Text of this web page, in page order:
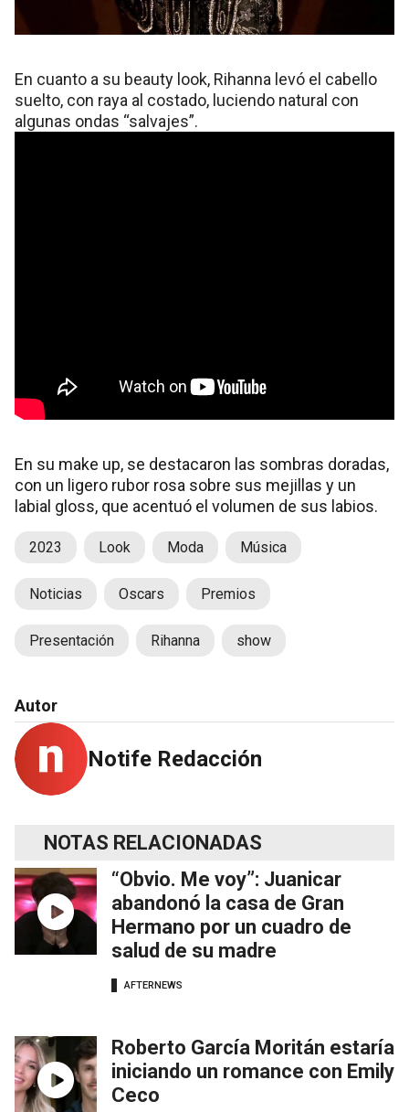
En cuanto a su beauty look, Rihanna levó el cabello
suelto, con raya al costado, luciendo natural con
algunas ondas “salvajes”.
En su make up, se destacaron las sombras doradas,
con un ligero rubor rosa sobre sus mejillas y un
labial gloss, que acentuó el volumen de sus labios.
2023 Look Moda Música
Noticias Oscars Premios
Presentación Rihanna show
Autor
Notife Redacción
NOTAS RELACIONADAS
“Obvio. Me voy”: Juanicar
abandonó la casa de Gran
Hermano por un cuadro de
salud de su madre
AFTERNEWS
Roberto García Moritán estaría
iniciando un romance con Emily
Ceco